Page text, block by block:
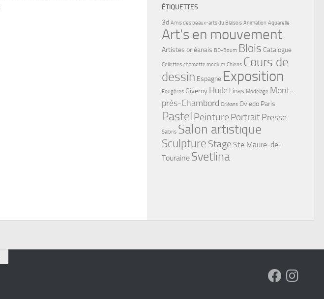
ÉTIQUETTES
3d Amis des beaux-arts du Blaisois Animation Aquarelle
Art's en mouvement
Artistes orléanais BD-Boum Blois Catalogue
Cellettes chamotte medium Chiens Cours de
dessin Espagne Exposition
Fougères Giverny Huile Linas Modelage Mont-
près-Chambord Orléans Oviedo Paris
Pastel Peinture Portrait Presse
Salbris Salon artistique
Sculpture Stage Ste Maure-de-
Touraine Svetlina